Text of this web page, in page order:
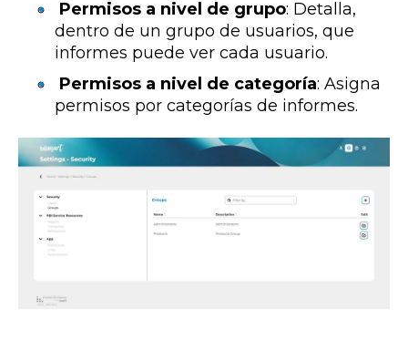
Permisos a nivel de grupo: Detalla,
dentro de un grupo de usuarios, que
informes puede ver cada usuario.
Permisos a nivel de categoría: Asigna
permisos por categorías de informes.